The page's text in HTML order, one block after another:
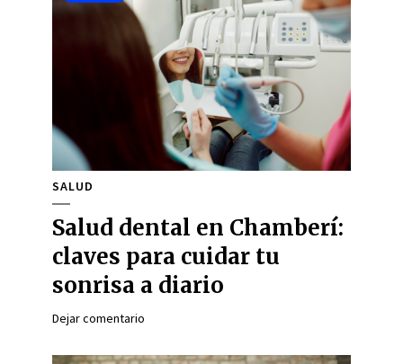
SALUD
Salud dental en Chamberí:
claves para cuidar tu
sonrisa a diario
Dejar comentario